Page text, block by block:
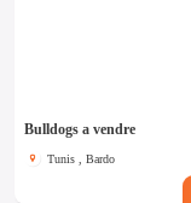
Bulldogs a vendre
Tunis , Bardo